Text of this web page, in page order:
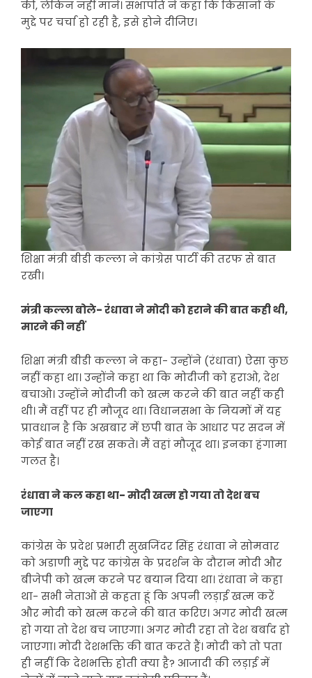
की, लेकिन नहीं माने। सभापति ने कहा कि किसानों के
मुद्दे पर चर्चा हो रही है, इसे होने दीजिए।
शिक्षा मंत्री बीडी कल्ला ने कांग्रेस पार्टी की तरफ से बात
रखी।
मंत्री कल्ला बोले- रंधावा ने मोदी को हराने की बात कही थी,
मारने की नहीं
शिक्षा मंत्री बीडी कल्ला ने कहा- उन्होंने (रंधावा) ऐसा कुछ
नहीं कहा था। उन्होंने कहा था कि मोदीजी को हराओ, देश
बचाओ। उन्होंने मोदीजी को खत्म करने की बात नहीं कही
थी। मैं वहीं पर ही मौजूद था। विधानसभा के नियमों में यह
प्रावधान है कि अखबार में छपी बात के आधार पर सदन में
कोई बात नहीं रख सकते। मैं वहां मौजूद था। इनका हंगामा
गलत है।
रंधावा ने कल कहा था- मोदी खत्म हो गया तो देश बच
जाएगा
कांग्रेस के प्रदेश प्रभारी सुखजिंदर सिंह रंधावा ने सोमवार
को अडाणी मुद्दे पर कांग्रेस के प्रदर्शन के दौरान मोदी और
बीजेपी को खत्म करने पर बयान दिया था। रंधावा ने कहा
था- सभी नेताओं से कहता हूं कि अपनी लड़ाई खत्म करें
और मोदी को खत्म करने की बात करिए। अगर मोदी खत्म
हो गया तो देश बच जाएगा। अगर मोदी रहा तो देश बर्बाद हो
जाएगा। मोदी देशभक्ति की बात करते हैं। मोदी को तो पता
ही नहीं कि देशभक्ति होती क्या है? आजादी की लड़ाई में